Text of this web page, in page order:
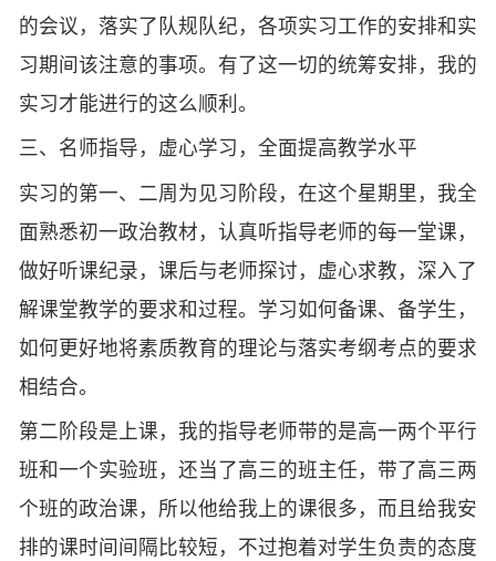
的会议，落实了队规队纪，各项实习工作的安排和实
习期间该注意的事项。有了这一切的统筹安排，我的
实习才能进行的这么顺利。
三、名师指导，虚心学习，全面提高教学水平
实习的第一、二周为见习阶段，在这个星期里，我全
面熟悉初一政治教材，认真听指导老师的每一堂课，
做好听课纪录，课后与老师探讨，虚心求教，深入了
解课堂教学的要求和过程。学习如何备课、备学生，
如何更好地将素质教育的理论与落实考纲考点的要求
相结合。
第二阶段是上课，我的指导老师带的是高一两个平行
班和一个实验班，还当了高三的班主任，带了高三两
个班的政治课，所以他给我上的课很多，而且给我安
排的课时间间隔比较短，不过抱着对学生负责的态度